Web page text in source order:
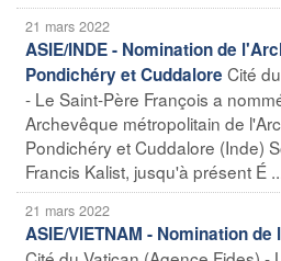
21 mars 2022
ASIE/INDE - Nomination de
Pondichéry et Cuddalore Cité
- Le Saint-Père François a
Archevêque métropolitain de
Pondichéry et Cuddalore (Inde)
Francis Kalist, jusqu'à présent É
21 mars 2022
ASIE/VIETNAM - Nomination de